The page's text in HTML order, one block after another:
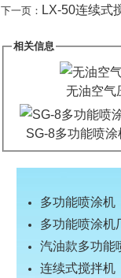
下一页： LX-50连续式
相关信息
无油空气
SG-8多功能喷
多功能喷涂机
多功能喷涂机
汽油款多功能
连续式搅拌机